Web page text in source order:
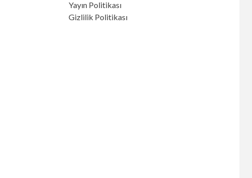
Yayın Politikası
Gizlilik Politikası